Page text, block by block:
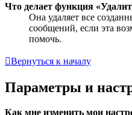
Что делает функция
Она удаляет все
сообщений, если эта
помочь.
Вернуться к началу
Параметры и
Как мне изменить мои